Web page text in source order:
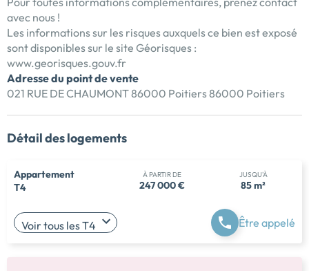
avec nous !
Les informations sur les risques auxquels ce bien est exposé
sont disponibles sur le site Géorisques :
www.georisques.gouv.fr
Adresse du point de vente
021 RUE DE CHAUMONT 86000 Poitiers 86000 Poitiers
Détail des logements
Appartement
T4
À PARTIR DE
247 000 €
JUSQU'À
85 m²
Voir tous les T4 Être appelé